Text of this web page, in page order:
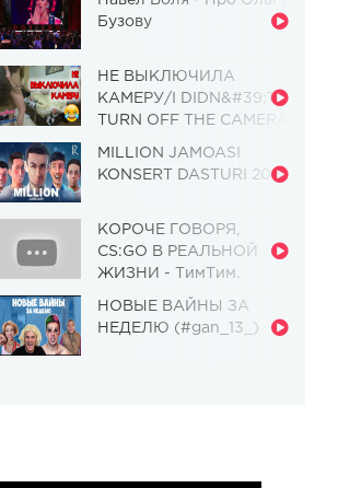
Бузову
НЕ ВЫКЛЮЧИЛА
КАМЕРУ/I DIDN&#39;T
TURN OFF THE CAMERA
Чудовище] (Выпуск 110)
MILLION JAMOASI
KONSERT DASTURI 2019
КОРОЧЕ ГОВОРЯ,
CS:GO В РЕАЛЬНОЙ
ЖИЗНИ - ТимТим.
НОВЫЕ ВАЙНЫ ЗА
НЕДЕЛЮ (#gan_13_)